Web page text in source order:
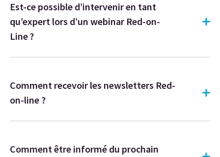
Est-ce possible d’intervenir en tant
qu’expert lors d’un webinar Red-on-
Line ?
Comment recevoir les newsletters Red-
on-line ?
Comment être informé du prochain